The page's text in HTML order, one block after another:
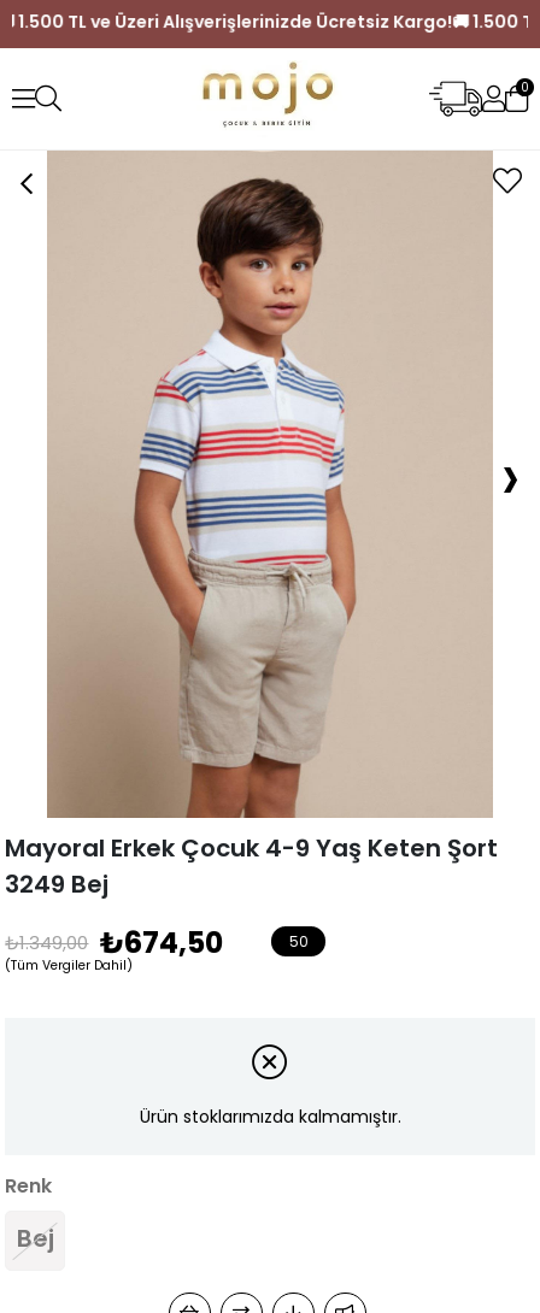
🚚 1.500 TL ve Üzeri Alışverişlerinizde Ücretsiz Kargo!
0
›
Mayoral Erkek Çocuk 4-9 Yaş Keten Şort
3249 Bej
₺1.349,00 ₺674,50
(Tüm Vergiler Dahil)
50
Ürün stoklarımızda kalmamıştır.
Renk
Bej